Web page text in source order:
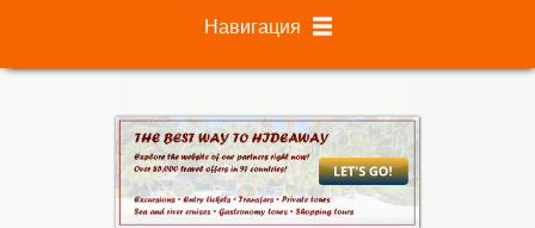
Навигация